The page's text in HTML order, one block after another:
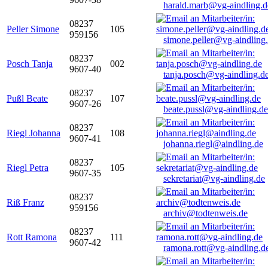
harald.marb@vg-
Peller Simone
08237
959156
105
simone.peller@vg-
Posch Tanja
08237
9607-40
002
tanja.posch@vg-
Pußl Beate
08237
9607-26
107
beate.pussl@vg-aindling.de
Riegl Johanna
08237
9607-41
108
johanna.riegl@aindling.de
Riegl Petra
08237
9607-35
105
sekretariat@vg-aindling.de
Riß Franz
08237
959156
archiv@todtenweis.de
Rott Ramona
08237
9607-42
111
ramona.rott@vg-